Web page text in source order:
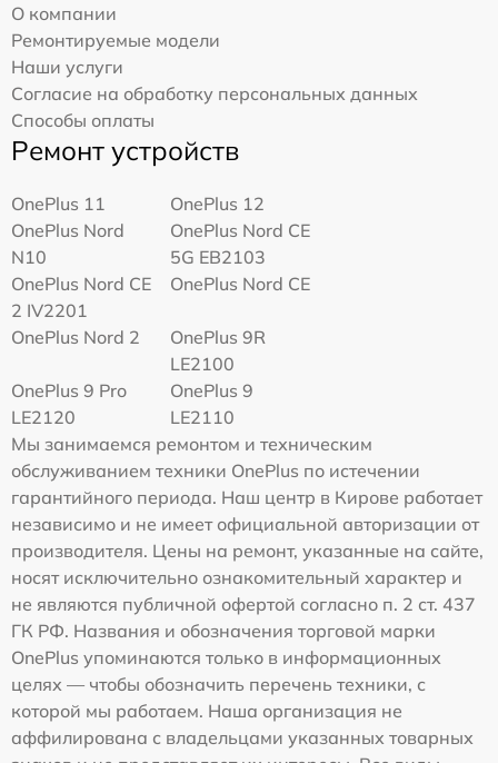
О компании
Ремонтируемые модели
Наши услуги
Согласие на обработку персональных данных
Способы оплаты
Ремонт устройств
OnePlus 11
OnePlus 12
OnePlus Nord
N10
OnePlus Nord CE
5G EB2103
OnePlus Nord CE
2 IV2201
OnePlus Nord CE
OnePlus Nord 2
OnePlus 9R
LE2100
OnePlus 9 Pro
LE2120
OnePlus 9
LE2110
Мы занимаемся ремонтом и техническим
обслуживанием техники OnePlus по истечении
гарантийного периода. Наш центр в Кирове работает
независимо и не имеет официальной авторизации от
производителя. Цены на ремонт, указанные на сайте,
носят исключительно ознакомительный характер и
не являются публичной офертой согласно п. 2 ст. 437
ГК РФ. Названия и обозначения торговой марки
OnePlus упоминаются только в информационных
целях — чтобы обозначить перечень техники, с
которой мы работаем. Наша организация не
аффилирована с владельцами указанных товарных